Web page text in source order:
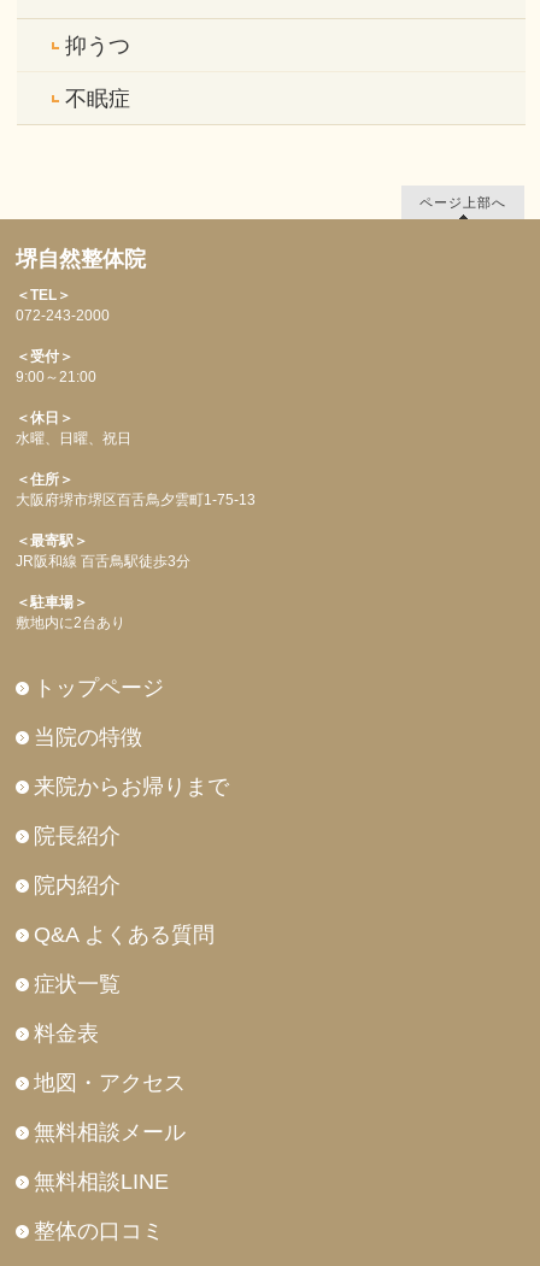
抑うつ
不眠症
ページ上部へ
堺自然整体院
＜TEL＞
072-243-2000
＜受付＞
9:00～21:00
＜休日＞
水曜、日曜、祝日
＜住所＞
大阪府堺市堺区百舌鳥夕雲町1-75-13
＜最寄駅＞
JR阪和線 百舌鳥駅徒歩3分
＜駐車場＞
敷地内に2台あり
トップページ
当院の特徴
来院からお帰りまで
院長紹介
院内紹介
Q&A よくある質問
症状一覧
料金表
地図・アクセス
無料相談メール
無料相談LINE
整体の口コミ